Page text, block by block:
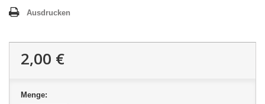
Ausdrucken
2,00 €
Menge: